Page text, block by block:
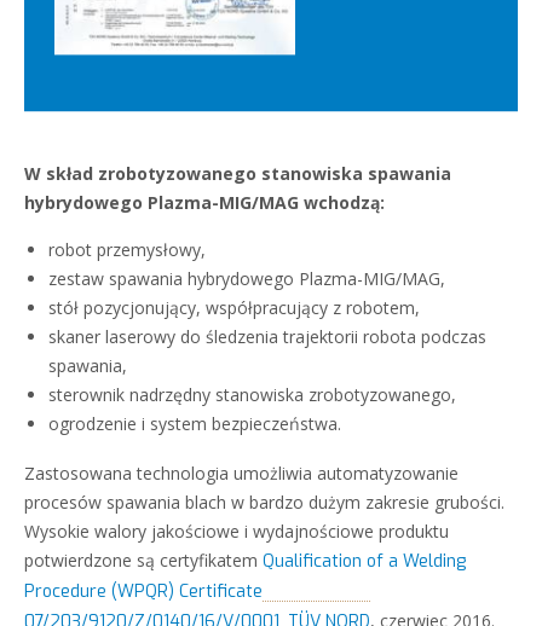
W skład zrobotyzowanego stanowiska spawania
hybrydowego Plazma-MIG/MAG wchodzą:
robot przemysłowy,
zestaw spawania hybrydowego Plazma-MIG/MAG,
stół pozycjonujący, współpracujący z robotem,
skaner laserowy do śledzenia trajektorii robota podczas
spawania,
sterownik nadrzędny stanowiska zrobotyzowanego,
ogrodzenie i system bezpieczeństwa.
Zastosowana technologia umożliwia automatyzowanie
procesów spawania blach w bardzo dużym zakresie grubości.
Wysokie walory jakościowe i wydajnościowe produktu
potwierdzone są certyfikatem Qualification of a Welding
Procedure (WPQR) Certificate
, czerwiec 2016.